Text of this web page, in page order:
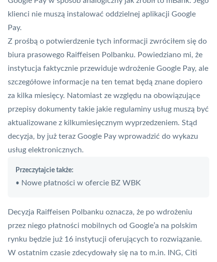
klienci nie muszą instalować oddzielnej aplikacji Google
Pay.
Z prośbą o potwierdzenie tych informacji zwróciłem się do
biura prasowego Raiffeisen Polbanku. Powiedziano mi, że
instytucja faktycznie przewiduje wdrożenie Google Pay, ale
szczegółowe informacje na ten temat będą znane dopiero
za kilka miesięcy. Natomiast ze względu na obowiązujące
przepisy dokumenty takie jakie regulaminy usług muszą być
aktualizowane z kilkumiesięcznym wyprzedzeniem. Stąd
decyzja, by już teraz Google Pay wprowadzić do wykazu
usług elektronicznych.
Przeczytajcie także:
• Nowe płatności w ofercie BZ WBK
Decyzja Raiffeisen Polbanku oznacza, że po wdrożeniu
przez niego płatności mobilnych od Google’a na polskim
rynku będzie już 16 instytucji oferujących to rozwiązanie.
W ostatnim czasie zdecydowały się na to m.in. ING, Citi